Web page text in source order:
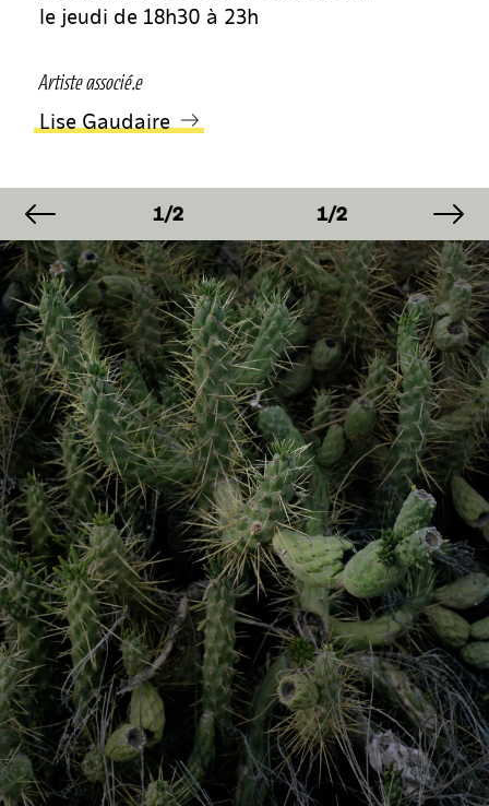
le jeudi de 18h30 à 23h
Artiste associé.e
Lise Gaudaire
image précédente
IMAGE
1/2 IMAGE
1/2
IMAGE
1/2 IMAGE
1/2 1/